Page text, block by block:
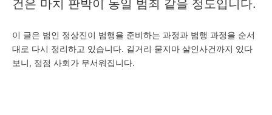
건은 마치 판박이 동일 범죄 같을 정도입니다.
이 글은 범인 정상진이 범행을 준비하는 과정과 범행 과정을 순서
대로 다시 정리하고 있습니다. 길거리 묻지마 살인사건까지 있다
보니, 점점 사회가 무서워집니다.